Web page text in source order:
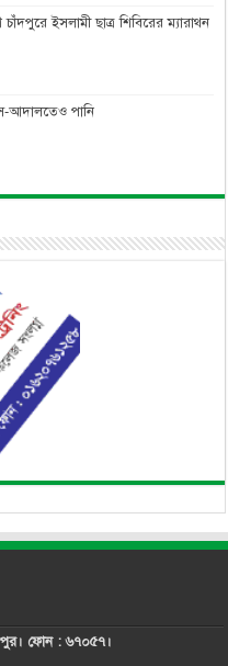
ইসলামী ছাত্র শিবিরের ম্যারাথন
আদালতেও পানি
ফোন : ৬৭০৫৭।